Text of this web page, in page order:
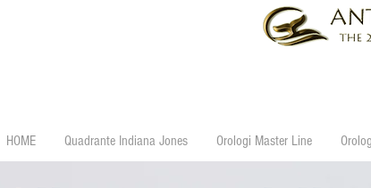
HOME Quadrante Indiana Jones Orologi Master Line